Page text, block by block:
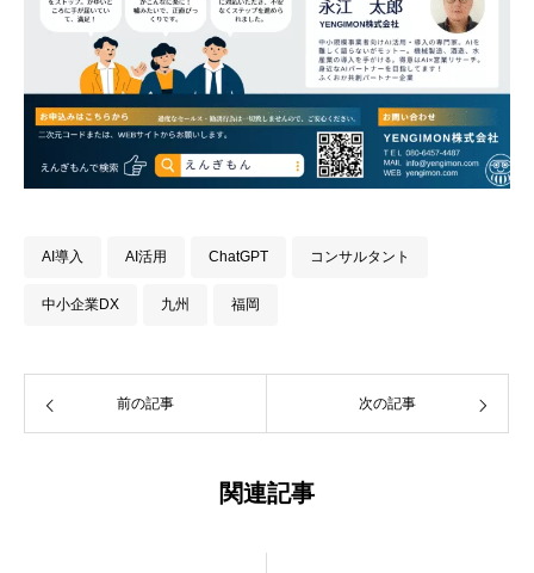
AI導入 AI活用 ChatGPT コンサルタント
中小企業DX 九州 福岡
前の記事 次の記事
関連記事